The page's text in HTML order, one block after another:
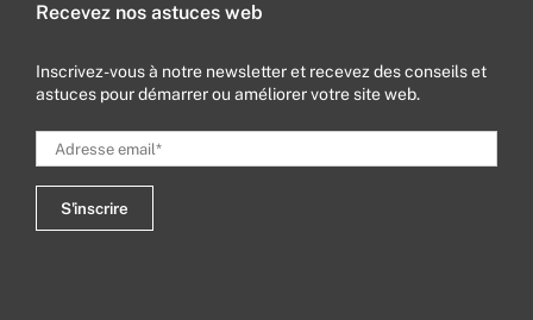
Recevez nos astuces web
Inscrivez-vous à notre newsletter et recevez des conseils et
astuces pour démarrer ou améliorer votre site web.